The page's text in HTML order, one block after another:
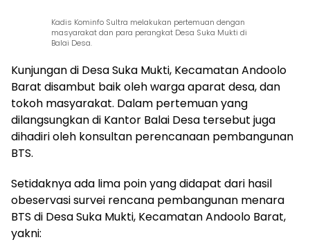
Kadis Kominfo Sultra melakukan pertemuan dengan
masyarakat dan para perangkat Desa Suka Mukti di
Balai Desa.
Kunjungan di Desa Suka Mukti, Kecamatan Andoolo
Barat disambut baik oleh warga aparat desa, dan
tokoh masyarakat. Dalam pertemuan yang
dilangsungkan di Kantor Balai Desa tersebut juga
dihadiri oleh konsultan perencanaan pembangunan
BTS.
Setidaknya ada lima poin yang didapat dari hasil
obeservasi survei rencana pembangunan menara
BTS di Desa Suka Mukti, Kecamatan Andoolo Barat,
yakni: